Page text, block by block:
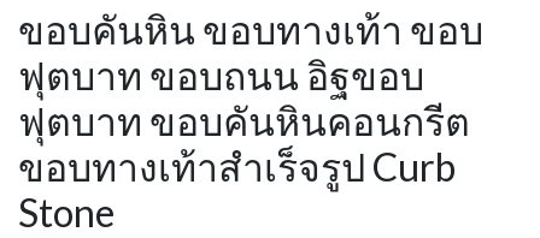
ขอบคันหิน ขอบทางเท้า ขอบ
ฟุตบาท ขอบถนน อิฐขอบ
ฟุตบาท ขอบคันหินคอนกรีต
ขอบทางเท้าสำเร็จรูป Curb
Stone